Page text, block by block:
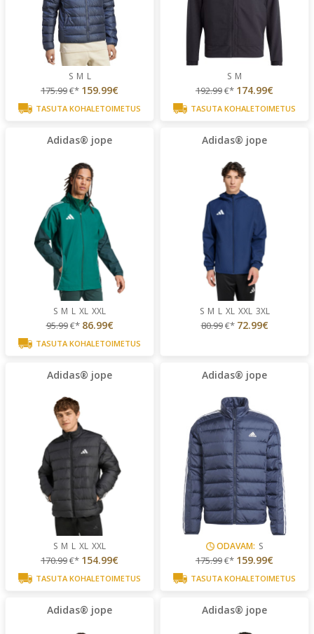
S M L
175.99€* 159.99€
TASUTA KOHALETOIMETUS
S M
192.99€* 174.99€
TASUTA KOHALETOIMETUS
Adidas® jope
S M L XL XXL
95.99€* 86.99€
TASUTA KOHALETOIMETUS
Adidas® jope
S M L XL XXL 3XL
80.99€* 72.99€
Adidas® jope
S M L XL XXL
170.99€* 154.99€
TASUTA KOHALETOIMETUS
Adidas® jope
ODAVAM: S
175.99€* 159.99€
TASUTA KOHALETOIMETUS
Adidas® jope Adidas® jope